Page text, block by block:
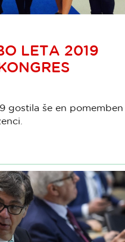
LETA 2019
gostila še en pomemben